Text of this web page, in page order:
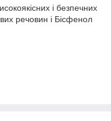
і безпечних
речовин і Бісфенол